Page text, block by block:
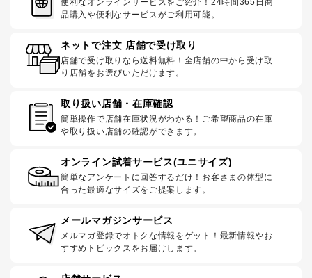
品購入や便利なサービスがご利用可能。
ネットで注文 店舗で受け取り
店舗で受け取りなら送料無料！全店舗の中から受け取
り店舗をお選びいただけます。
取り扱い店舗・在庫確認
簡単操作で店舗在庫状況がわかる！ご希望商品の在庫
や取り扱い店舗の確認ができます。
オンライン試着サービス(ユニサイズ)
簡単なアンケートに回答するだけ！お客さまの体型に
合った最適なサイズをご提案します。
メールマガジンサービス
メルマガ登録でオトクな情報をゲット！最新情報やお
すすめトピックスをお届けします。